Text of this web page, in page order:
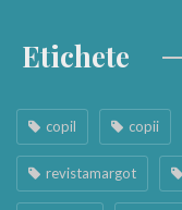
Etichete
copil copii
revistamargot